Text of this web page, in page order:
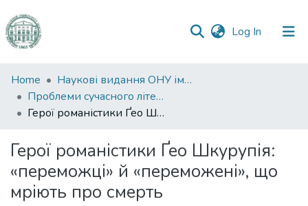
Log In (current)
Communities
&
Collections
Statistics
Home
Наукові видання ОНУ імені І. І. Мечникова
Проблеми сучасного літературознавства
Герої романістики Ґео Шкурупія: «переможці» й «переможені», що мріють про смерть
Герої романістики Ґео Шкурупія:
«переможці» й «переможені», що
мріють про смерть